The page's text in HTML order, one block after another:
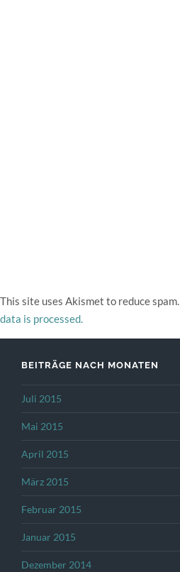
This site uses Akismet to reduce spam.
data is processed.
BEITRÄGE NACH MONATEN
Juli 2015
Mai 2015
April 2015
März 2015
Februar 2015
Januar 2015
Dezember 2014